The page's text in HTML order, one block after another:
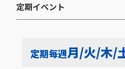
定期イベント​
定期毎週月/火/木/